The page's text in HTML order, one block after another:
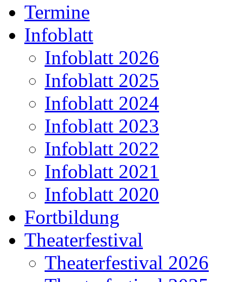
Termine
Infoblatt
Infoblatt 2026
Infoblatt 2025
Infoblatt 2024
Infoblatt 2023
Infoblatt 2022
Infoblatt 2021
Infoblatt 2020
Fortbildung
Theaterfestival
Theaterfestival 2026